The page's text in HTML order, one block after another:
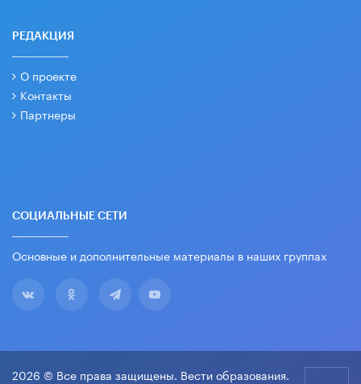
РЕДАКЦИЯ
О проекте
Контакты
Партнеры
СОЦИАЛЬНЫЕ СЕТИ
Основные и дополнительные материалы в наших группах
2026 © Все права защищены. Вести образования.